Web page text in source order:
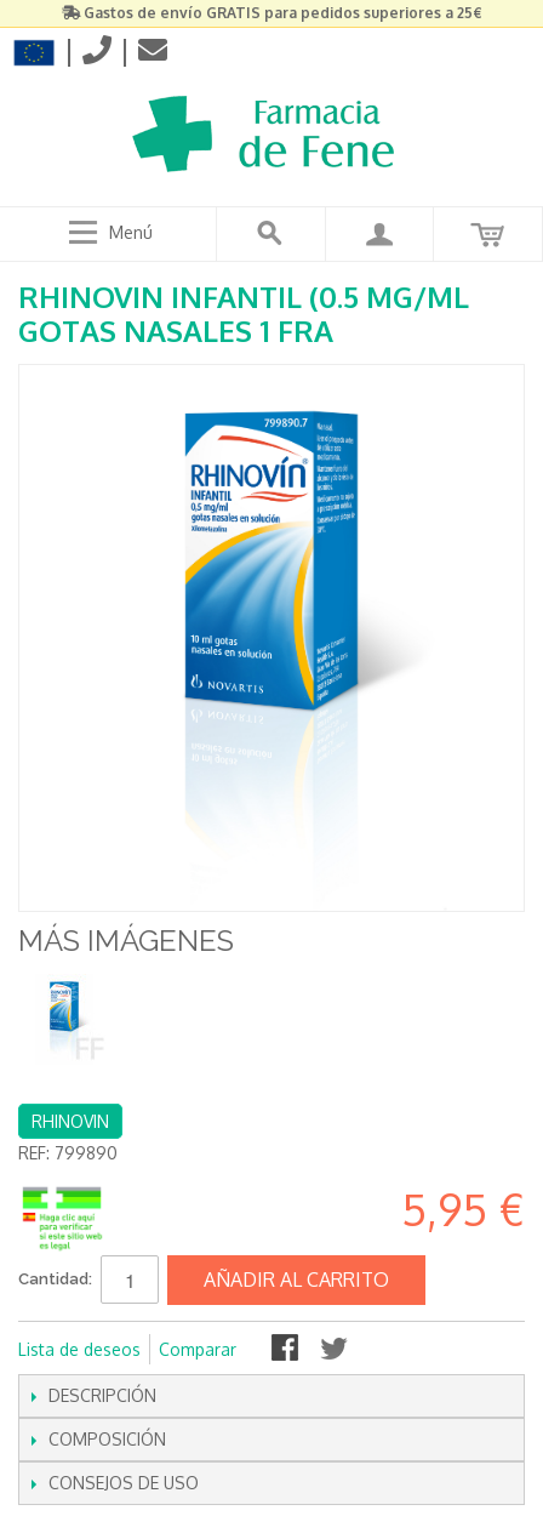
Gastos de envío GRATIS para pedidos superiores a 25€
| |
Menú
RHINOVIN INFANTIL (0.5 MG/ML
GOTAS NASALES 1 FRA
MÁS IMÁGENES
RHINOVIN
REF: 799890
5,95 €
Cantidad: AÑADIR AL CARRITO
Lista de deseos Comparar
DESCRIPCIÓN
COMPOSICIÓN
CONSEJOS DE USO